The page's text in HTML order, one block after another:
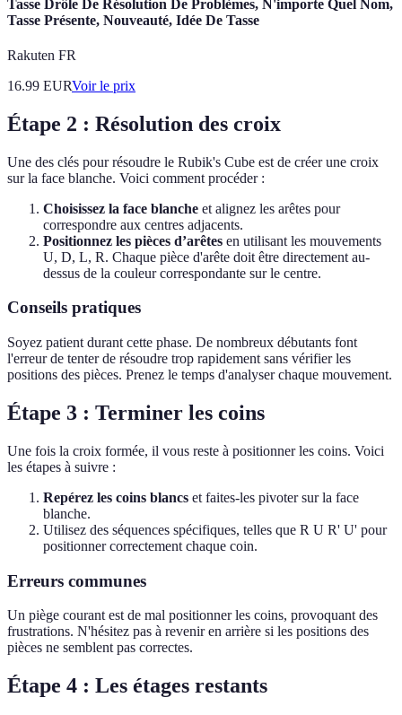
Tasse Drôle De Résolution De Problèmes, N'importe Quel Nom,
Tasse Présente, Nouveauté, Idée De Tasse
Rakuten FR
16.99 EURVoir le prix
Étape 2 : Résolution des croix
Une des clés pour résoudre le Rubik's Cube est de créer une croix
sur la face blanche. Voici comment procéder :
Choisissez la face blanche et alignez les arêtes pour
correspondre aux centres adjacents.
Positionnez les pièces d’arêtes en utilisant les mouvements
U, D, L, R. Chaque pièce d'arête doit être directement au-
dessus de la couleur correspondante sur le centre.
Conseils pratiques
Soyez patient durant cette phase. De nombreux débutants font
l'erreur de tenter de résoudre trop rapidement sans vérifier les
positions des pièces. Prenez le temps d'analyser chaque mouvement.
Étape 3 : Terminer les coins
Une fois la croix formée, il vous reste à positionner les coins. Voici
les étapes à suivre :
Repérez les coins blancs et faites-les pivoter sur la face
blanche.
Utilisez des séquences spécifiques, telles que R U R' U' pour
positionner correctement chaque coin.
Erreurs communes
Un piège courant est de mal positionner les coins, provoquant des
frustrations. N'hésitez pas à revenir en arrière si les positions des
pièces ne semblent pas correctes.
Étape 4 : Les étages restants